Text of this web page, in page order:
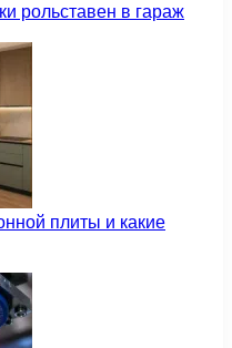
рольставен в гараж
плиты и какие